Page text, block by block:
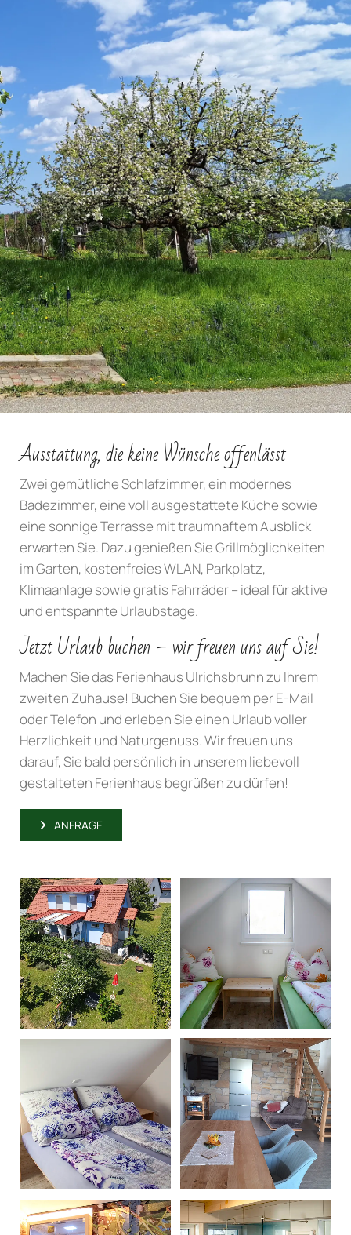
Ausstattung, die keine Wünsche offenlässt
Zwei gemütliche Schlafzimmer, ein modernes
Badezimmer, eine voll ausgestattete Küche sowie
eine sonnige Terrasse mit traumhaftem Ausblick
erwarten Sie. Dazu genießen Sie Grillmöglichkeiten
im Garten, kostenfreies WLAN, Parkplatz,
Klimaanlage sowie gratis Fahrräder – ideal für aktive
und entspannte Urlaubstage.
Jetzt Urlaub buchen – wir freuen uns auf Sie!
Machen Sie das Ferienhaus Ulrichsbrunn zu Ihrem
zweiten Zuhause! Buchen Sie bequem per E-Mail
oder Telefon und erleben Sie einen Urlaub voller
Herzlichkeit und Naturgenuss. Wir freuen uns
darauf, Sie bald persönlich in unserem liebevoll
gestalteten Ferienhaus begrüßen zu dürfen!
ANFRAGE